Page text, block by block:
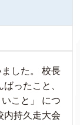
した。 校長
ったこと、
こと」 につ
内持久走大会